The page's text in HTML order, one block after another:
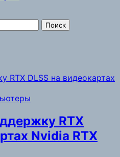
RTX
Nvidia RTX